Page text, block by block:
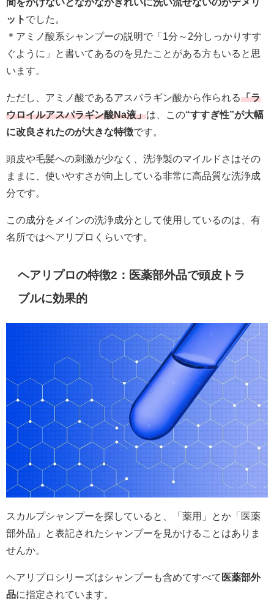
ット でした。
＊アミノ酸系シャンプーの説明で「1分～2分しっかりすす
ぐように」と書いてあるのを見たことがある方もいると思
います。
ただし、アミノ酸であるアスパラギン酸から作られる「ラ
ウロイルアスパラギン酸Na液」は、この“すすぎ性”が大幅
に改良されたのが大きな特徴です。
頭皮や毛髪への刺激が少なく、洗浄製のマイルドさはその
ままに、使いやすさが向上している非常に高品質な洗浄成
分です。
この成分をメインの洗浄成分として使用しているのは、有
名所ではヘアリプロくらいです。
ヘアリプロの特徴2：医薬部外品で頭皮トラ
ブルに効果的
スカルプシャンプーを探していると、「薬用」とか「医薬
部外品」と表記されたシャンプーを見かけることはありま
せんか。
ヘアリプロシリーズはシャンプーも含めてすべて 医薬部外
品に指定されています。